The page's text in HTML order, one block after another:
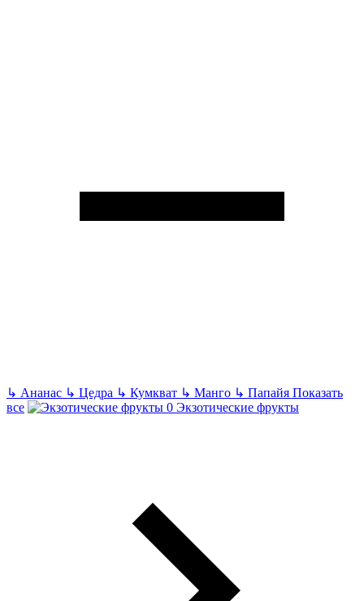
↳ Ананас ↳ Цедра ↳ Кумкват ↳ Манго ↳ Папайя Показать
все
Экзотические фрукты